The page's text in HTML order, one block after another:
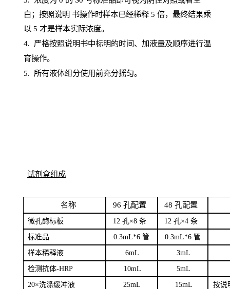
白；按照说明 书操作时样本已经稀释5 倍，最终结果乘
以 5 才是样本实际浓度。
4. 严格按照说明书中标明的时间、加液量及顺序进行温
育操作。
5. 所有液体组分使用前充分摇匀。
试剂盒组成
名称 96 孔配置 48 孔配置
微孔酶标板 12 孔×8 条 12 孔×4 条
标准品 0.3mL*6 管 0.3mL*6 管
样本稀释液 6mL 3mL
检测抗体-HRP 10mL 5mL
20×洗涤缓冲液 25mL 15mL 按说